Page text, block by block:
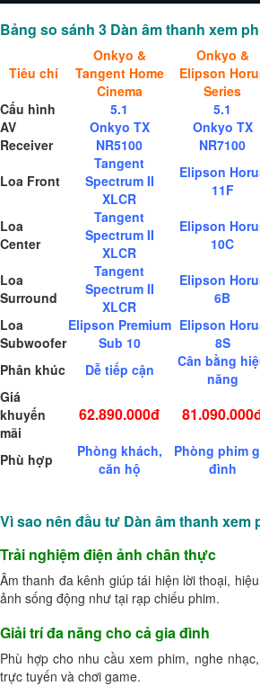
Bảng so sánh 3 Dàn âm thanh xem
Tiêu chí
Onkyo &
Tangent Home
Cinema
Onkyo &
Elipson
Series
Cấu hình
5.1 5.1
AV
Receiver
Onkyo TX
NR5100
Onkyo TX
NR7100
Loa Front
Tangent
Spectrum II
XLCR
Elipson
11F
Loa
Center
Tangent
Spectrum II
XLCR
Elipson
10C
Loa
Surround
Tangent
Spectrum II
XLCR
Elipson
6B
Loa
Subwoofer
Elipson Premium
Sub 10
Elipson
8S
Phân khúc
Dễ tiếp cận
Cân bằng
năng
Giá
khuyến
mãi
62.890.000đ
Phù hợp
Phòng khách,
căn hộ
Phòng phim
đình
Vì sao nên đầu tư Dàn âm thanh xem
Trải nghiệm điện ảnh chân thực
Âm thanh đa kênh giúp tái hiện lời thoại,
ảnh sống động như tại rạp chiếu phim.
Giải trí đa năng cho cả gia đình
Phù hợp cho nhu cầu xem phim, nghe
trực tuyến và chơi game.